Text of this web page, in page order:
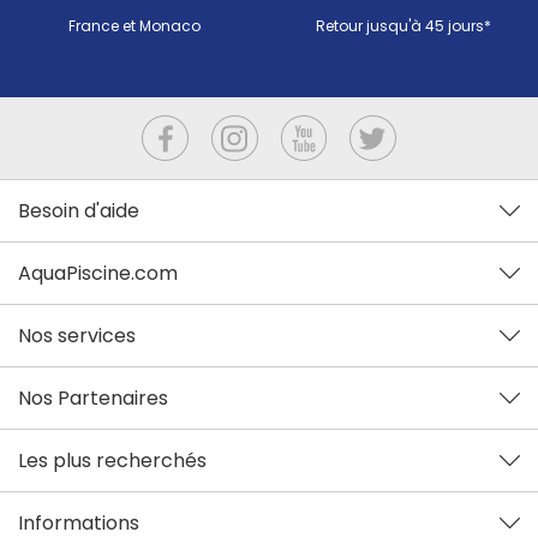
France et Monaco Retour jusqu'à 45 jours*
Besoin d'aide
AquaPiscine.com
Nos services
Nos Partenaires
Les plus recherchés
Informations